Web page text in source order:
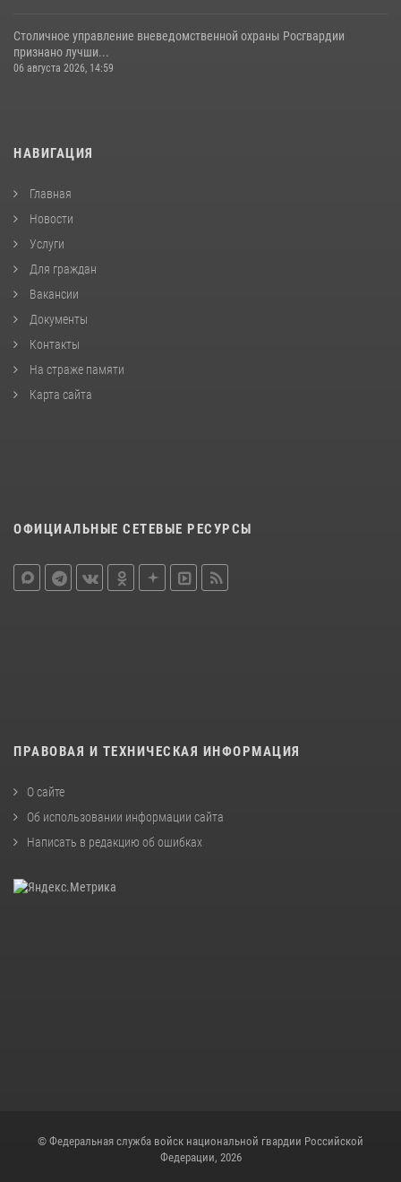
Столичное управление вневедомственной охраны Росгвардии
признано лучши...
06 августа 2026, 14:59
НАВИГАЦИЯ
Главная
Новости
Услуги
Для граждан
Вакансии
Документы
Контакты
На страже памяти
Карта сайта
ОФИЦИАЛЬНЫЕ СЕТЕВЫЕ РЕСУРСЫ
ПРАВОВАЯ И ТЕХНИЧЕСКАЯ ИНФОРМАЦИЯ
О сайте
Об использовании информации сайта
Написать в редакцию об ошибках
© Федеральная служба войск национальной гвардии Российской
Федерации, 2026